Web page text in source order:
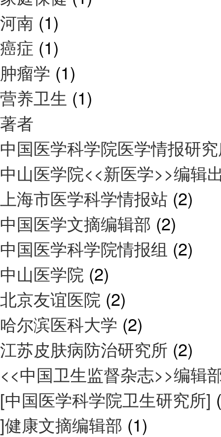
河南 (1)
癌症 (1)
肿瘤学 (1)
营养卫生 (1)
著者
中国医学科学院医学情报研
中山医学院<<新医学>>编辑
上海市医学科学情报站 (2)
中国医学文摘编辑部 (2)
中国医学科学院情报组 (2)
中山医学院 (2)
北京友谊医院 (2)
哈尔滨医科大学 (2)
江苏皮肤病防治研究所 (2)
<<中国卫生监督杂志>>编辑
[中国医学科学院卫生研究所]
]健康文摘编辑部 (1)